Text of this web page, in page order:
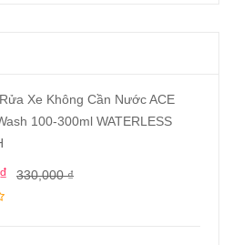
Xe Không Cần Nước ACE
100-300ml WATERLESS
330,000₫
₫